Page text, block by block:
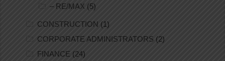
– RE/MAX (5)
CONSTRUCTION (1)
CORPORATE ADMINISTRATORS (2)
FINANCE (24)